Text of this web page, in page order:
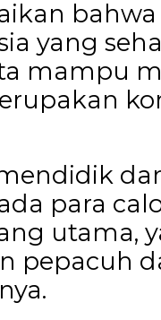
yang
mampu
para
utama,
pepacuh